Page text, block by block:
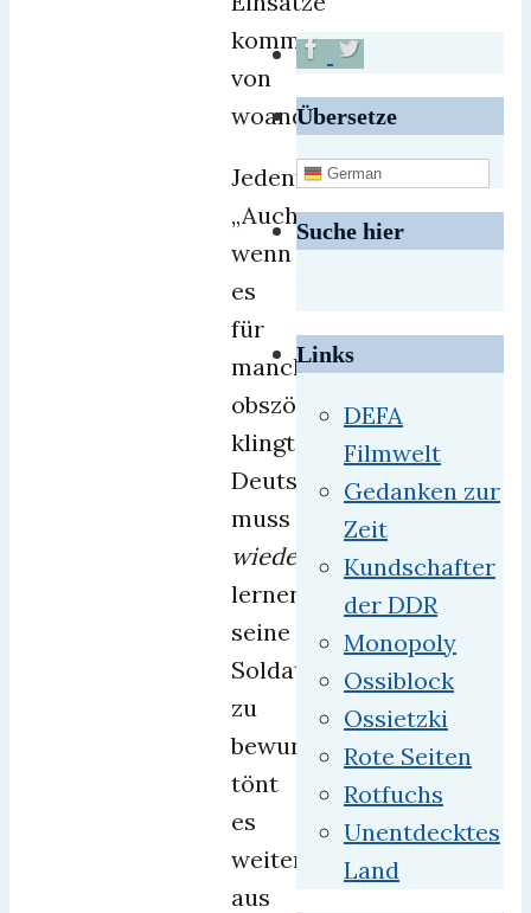
kommen
von
woanders.
Jedenfalls
„Auch
wenn
es
für
manche
obszön
klingt:
Deutschland
muss
wieder
lernen,
seine
Soldaten
zu
bewundern“
tönt
es
weiter
aus
Übersetze
German
Suche hier
Links
DEFA
Filmwelt
Gedanken zur
Zeit
Kundschafter
der DDR
Monopoly
Ossiblock
Ossietzki
Rote Seiten
Rotfuchs
Unentdecktes
Land